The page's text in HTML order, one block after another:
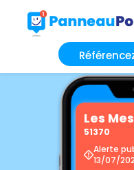
Les
51370
Alerte
13/07/